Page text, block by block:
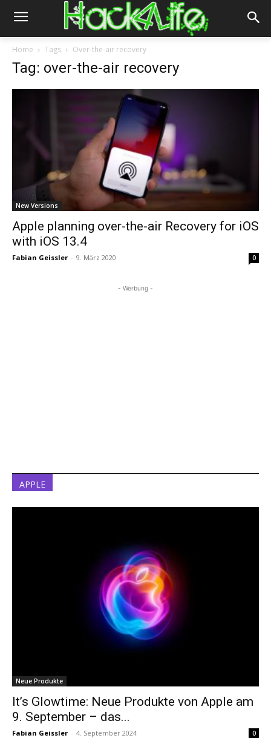
Home Tags Over-the-air recovery
Tag: over-the-air recovery
New Versions
Apple planning over-the-air Recovery for iOS
with iOS 13.4
Fabian Geissler - 9. März 2020 0
- Werbung -
APPLE
Neue Produkte
It’s Glowtime: Neue Produkte von Apple am
9. September – das...
Fabian Geissler - 4. September 2024 0